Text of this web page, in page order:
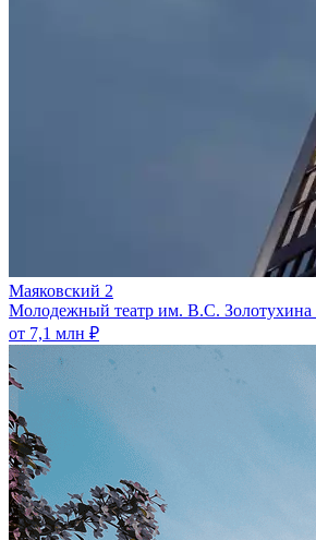
Маяковский 2
Молодежный театр им. В.С. Золотухина
от 7,1 млн ₽